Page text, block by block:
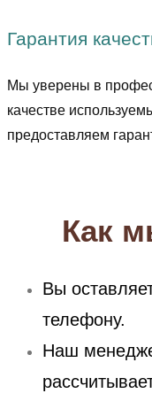
Гарантия
Мы уверены в
качестве
предоставляем
Как
Вы
телефону.
Наш